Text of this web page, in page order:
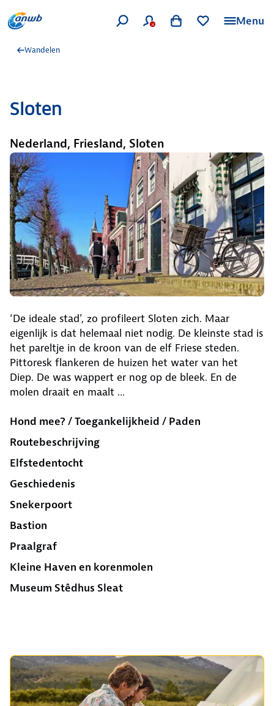
Menu
Wandelen
Sloten
Nederland, Friesland, Sloten
‘De ideale stad’, zo profileert Sloten zich. Maar
eigenlijk is dat helemaal niet nodig. De kleinste stad is
het pareltje in de kroon van de elf Friese steden.
Pittoresk flankeren de huizen het water van het
Diep. De was wappert er nog op de bleek. En de
molen draait en maalt ...
Hond mee? / Toegankelijkheid / Paden
Routebeschrijving
Elfstedentocht
Geschiedenis
Snekerpoort
Bastion
Praalgraf
Kleine Haven en korenmolen
Museum Stêdhus Sleat